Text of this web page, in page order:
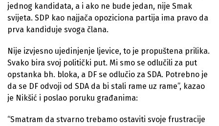
jednog kandidata, a i ako ne bude jedan, nije Smak
svijeta. SDP kao najjača opoziciona partija ima pravo da
prva kandiduje svoga člana.
Nije izvjesno ujedinjenje ljevice, to je propuštena prilika.
Svako bira svoj politički put. Mi smo se odlučili za put
opstanka bh. bloka, a DF se odlučio za SDA. Potrebno je
da se DF odvoji od SDA da bi stali rame uz rame”, kazao
je Nikšić i poslao poruku građanima:
“Smatram da stvarno trebamo ostaviti svoje frustracije